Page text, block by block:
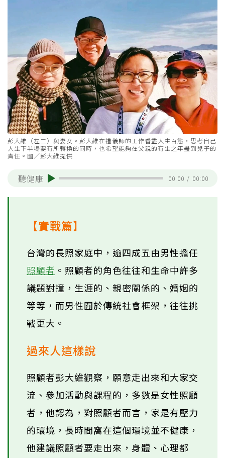
彭大維（左二）與妻女。彭大維在禮儀師的工作看盡人生百態，思考自己
人生下半場要有所轉換的同時，也希望能夠在父親的有生之年盡到兒子的
責任。圖／彭大維提供
聽健康 00:00 / 00:00
【實戰篇】
台灣的長照家庭中，逾四成五由男性擔任
照顧者 。照顧者的角色往往和生命中許多
議題對撞，生涯的、親密關係的、婚姻的
等等，而男性囿於傳統社會框架，往往挑
戰更大。
過來人這樣說
照顧者彭大維觀察，願意走出來和大家交
流、參加活動與課程的，多數是女性照顧
者，他認為，對照顧者而言，家是有壓力
的環境，長時間窩在這個環境並不健康，
他建議照顧者要走出來，身體、心理都